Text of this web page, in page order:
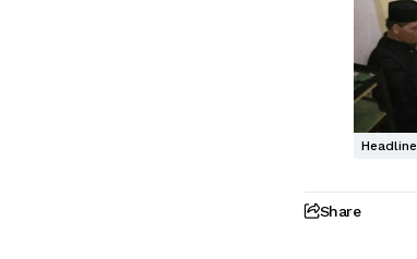
Headline
Share